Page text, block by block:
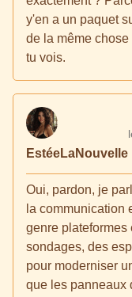
y'en a un paquet
de la même
tu vois.
EstéeLaNouvelle
Oui, pardon, je
la communication
genre plateformes
sondages, des
pour moderniser
que les panneaux